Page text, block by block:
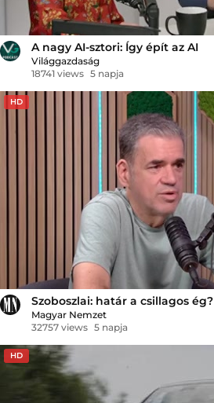
A nagy AI-sztori: Így épít az AI
Világgazdaság
18741 views 5 napja
HD
Szoboszlai: határ a csillagos ég?
Magyar Nemzet
32757 views 5 napja
HD